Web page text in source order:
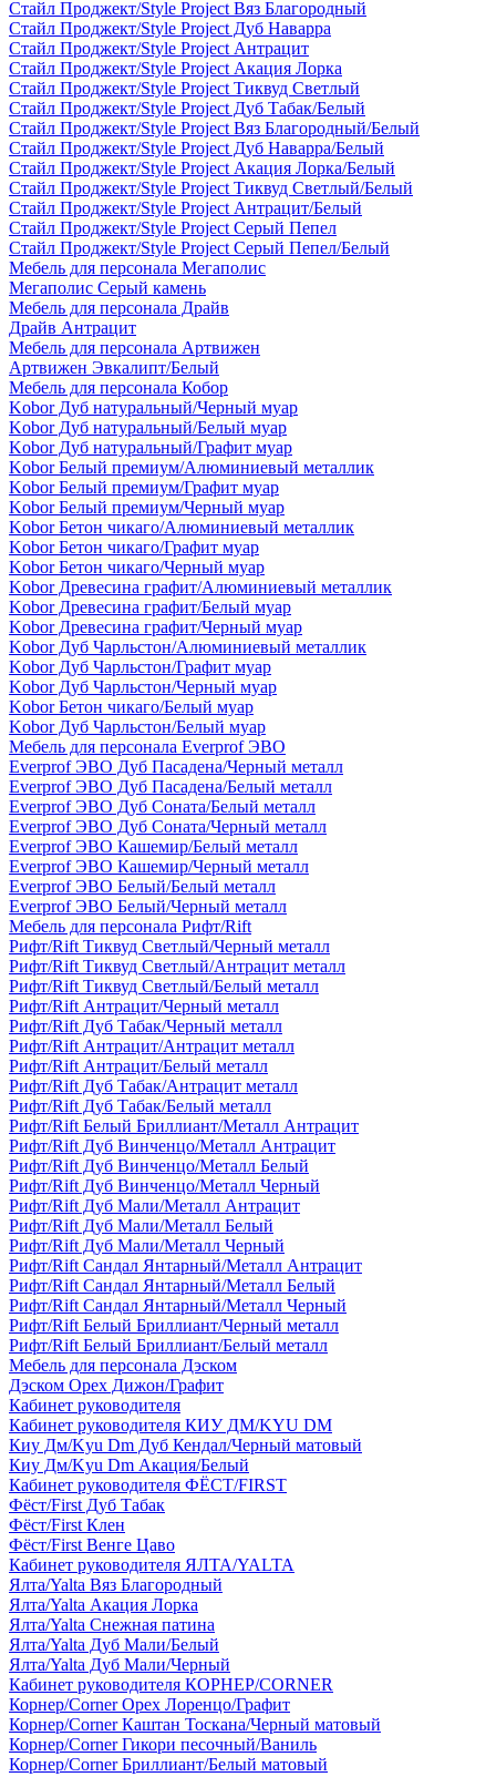
Стайл Проджект/Style Project Вяз Благородный
Стайл Проджект/Style Project Дуб Наварра
Стайл Проджект/Style Project Антрацит
Стайл Проджект/Style Project Акация Лорка
Стайл Проджект/Style Project Тиквуд Светлый
Стайл Проджект/Style Project Дуб Табак/Белый
Стайл Проджект/Style Project Вяз Благородный/Белый
Стайл Проджект/Style Project Дуб Наварра/Белый
Стайл Проджект/Style Project Акация Лорка/Белый
Стайл Проджект/Style Project Тиквуд Светлый/Белый
Стайл Проджект/Style Project Антрацит/Белый
Стайл Проджект/Style Project Серый Пепел
Стайл Проджект/Style Project Серый Пепел/Белый
Мебель для персонала Мегаполис
Мегаполис Серый камень
Мебель для персонала Драйв
Драйв Антрацит
Мебель для персонала Артвижен
Артвижен Эвкалипт/Белый
Мебель для персонала Кобор
Kobor Дуб натуральный/Черный муар
Kobor Дуб натуральный/Белый муар
Kobor Дуб натуральный/Графит муар
Kobor Белый премиум/Алюминиевый металлик
Kobor Белый премиум/Графит муар
Kobor Белый премиум/Черный муар
Kobor Бетон чикаго/Алюминиевый металлик
Kobor Бетон чикаго/Графит муар
Kobor Бетон чикаго/Черный муар
Kobor Древесина графит/Алюминиевый металлик
Kobor Древесина графит/Белый муар
Kobor Древесина графит/Черный муар
Kobor Дуб Чарльстон/Алюминиевый металлик
Kobor Дуб Чарльстон/Графит муар
Kobor Дуб Чарльстон/Черный муар
Kobor Бетон чикаго/Белый муар
Kobor Дуб Чарльстон/Белый муар
Мебель для персонала Everprof ЭВО
Everprof ЭВО Дуб Пасадена/Черный металл
Everprof ЭВО Дуб Пасадена/Белый металл
Everprof ЭВО Дуб Соната/Белый металл
Everprof ЭВО Дуб Соната/Черный металл
Everprof ЭВО Кашемир/Белый металл
Everprof ЭВО Кашемир/Черный металл
Everprof ЭВО Белый/Белый металл
Everprof ЭВО Белый/Черный металл
Мебель для персонала Рифт/Rift
Рифт/Rift Тиквуд Светлый/Черный металл
Рифт/Rift Тиквуд Светлый/Антрацит металл
Рифт/Rift Тиквуд Светлый/Белый металл
Рифт/Rift Антрацит/Черный металл
Рифт/Rift Дуб Табак/Черный металл
Рифт/Rift Антрацит/Антрацит металл
Рифт/Rift Антрацит/Белый металл
Рифт/Rift Дуб Табак/Антрацит металл
Рифт/Rift Дуб Табак/Белый металл
Рифт/Rift Белый Бриллиант/Металл Антрацит
Рифт/Rift Дуб Винченцо/Металл Антрацит
Рифт/Rift Дуб Винченцо/Металл Белый
Рифт/Rift Дуб Винченцо/Металл Черный
Рифт/Rift Дуб Мали/Металл Антрацит
Рифт/Rift Дуб Мали/Металл Белый
Рифт/Rift Дуб Мали/Металл Черный
Рифт/Rift Сандал Янтарный/Металл Антрацит
Рифт/Rift Сандал Янтарный/Металл Белый
Рифт/Rift Сандал Янтарный/Металл Черный
Рифт/Rift Белый Бриллиант/Черный металл
Рифт/Rift Белый Бриллиант/Белый металл
Мебель для персонала Дэском
Дэском Орех Дижон/Графит
Кабинет руководителя
Кабинет руководителя КИУ ДМ/KYU DM
Киу Дм/Kyu Dm Дуб Кендал/Черный матовый
Киу Дм/Kyu Dm Акация/Белый
Кабинет руководителя ФЁСТ/FIRST
Фёст/First Дуб Табак
Фёст/First Клен
Фёст/First Венге Цаво
Кабинет руководителя ЯЛТА/YALTA
Ялта/Yalta Вяз Благородный
Ялта/Yalta Акация Лорка
Ялта/Yalta Снежная патина
Ялта/Yalta Дуб Мали/Белый
Ялта/Yalta Дуб Мали/Черный
Кабинет руководителя КОРНЕР/CORNER
Корнер/Corner Орех Лоренцо/Графит
Корнер/Corner Каштан Тоскана/Черный матовый
Корнер/Corner Гикори песочный/Ваниль
Корнер/Corner Бриллиант/Белый матовый